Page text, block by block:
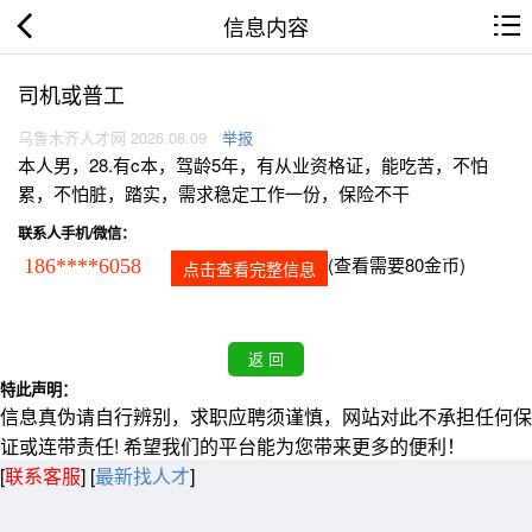
信息内容
司机或普工
乌鲁木齐人才网 2026.08.09 举报
本人男，28.有c本，驾龄5年，有从业资格证，能吃苦，不怕
累，不怕脏，踏实，需求稳定工作一份，保险不干
联系人手机/微信：
186****6058 点击查看完整信息 (查看需要80金币)
特此声明：
信息真伪请自行辨别，求职应聘须谨慎，网站对此不承担任何保
证或连带责任! 希望我们的平台能为您带来更多的便利！
[联系客服] [最新找人才]